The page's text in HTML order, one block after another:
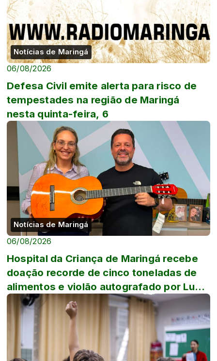
Notícias de Maringá
06/08/2026
Defesa Civil emite alerta para risco de
tempestades na região de Maringá
nesta quinta-feira, 6
Notícias de Maringá
06/08/2026
Hospital da Criança de Maringá recebe
doação recorde de cinco toneladas de
alimentos e violão autografado por Luan
Sa...